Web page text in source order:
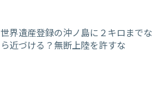
世界遺産登録の沖ノ島に２キロまでな
ら近づける？無断上陸を許すな